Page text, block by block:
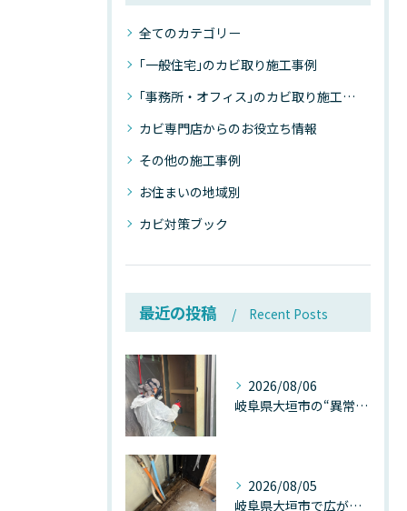
全てのカテゴリー
｢一般住宅｣のカビ取り施工事例
｢事務所・オフィス｣のカビ取り施工事例
カビ専門店からのお役立ち情報
その他の施工事例
お住まいの地域別
カビ対策ブック
最近の投稿 Recent Posts
2026/08/06
岐阜県大垣市の“異常に高い気温”が建物内部を腐らせる──深層カビが爆発的に増える本当の理由
2026/08/05
岐阜県大垣市で広がる“深層カビ汚染”──なぜ除カビが必要なのか、建物内部で起きている見えない危機